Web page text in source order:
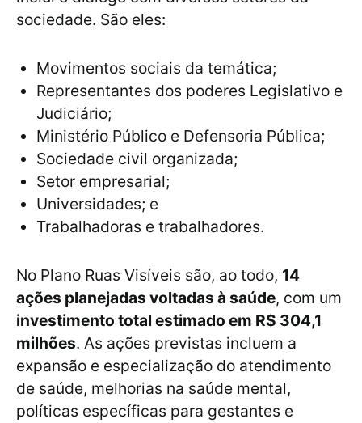
sociedade. São eles:
Movimentos sociais da temática;
Representantes dos poderes Legislativo e
Judiciário;
Ministério Público e Defensoria Pública;
Sociedade civil organizada;
Setor empresarial;
Universidades; e
Trabalhadoras e trabalhadores.
No Plano Ruas Visíveis são, ao todo, 14
ações planejadas voltadas à saúde, com um
investimento total estimado em R$ 304,1
milhões. As ações previstas incluem a
expansão e especialização do atendimento
de saúde, melhorias na saúde mental,
políticas específicas para gestantes e